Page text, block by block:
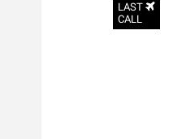
LAST
CALL